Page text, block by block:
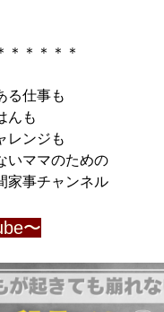
＊＊＊＊＊
る仕事も
んも
レンジも
いママのための
家事チャンネル
〜